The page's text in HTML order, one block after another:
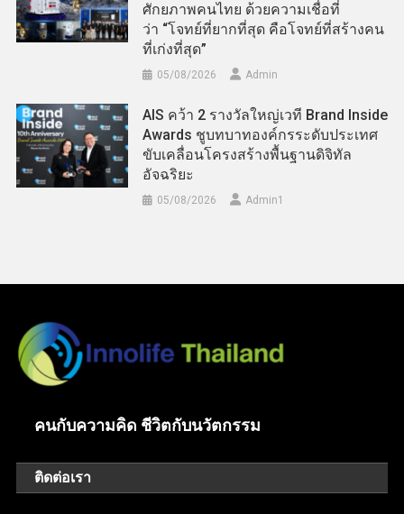
ศักยภาพคนไทย ด้วยความเชื่อที่
ว่า “โจทย์ที่ยากที่สุด คือโจทย์ที่สร้างคน
ที่เก่งที่สุด”
05/08/2026 Admin
AIS คว้า 2 รางวัลใหญ่เวที Brand Inside
Awards ชูบทบาทองค์กรระดับประเทศ
ขับเคลื่อนโครงสร้างพื้นฐานดิจิทัล
อัจฉริยะ
05/08/2026 Admin​1
คนกับความคิด ชีวิตกับนวัตกรรม
ติดต่อเรา